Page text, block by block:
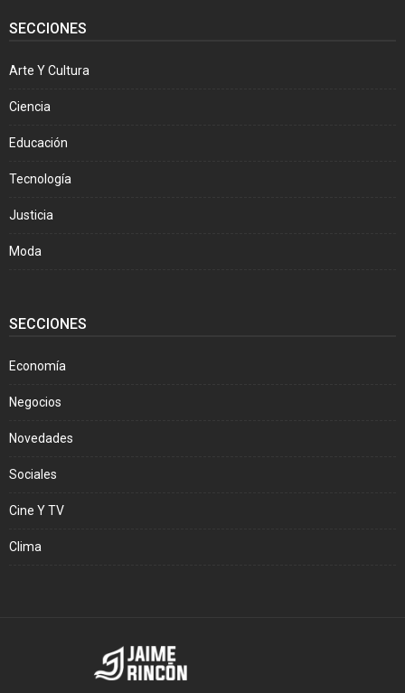
SECCIONES
Arte Y Cultura
Ciencia
Educación
Tecnología
Justicia
Moda
SECCIONES
Economía
Negocios
Novedades
Sociales
Cine Y TV
Clima